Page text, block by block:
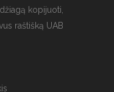
kopijuoti,
raštišką UAB